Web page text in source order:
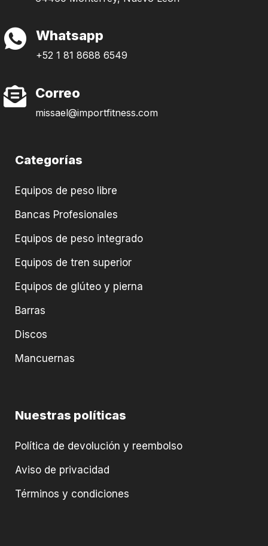
Whatsapp
+52 1 81 8688 6549
Correo
missael@importfitness.com
Categorías
Equipos de peso libre
Bancas Profesionales
Equipos de peso integrado
Equipos de tren superior
Equipos de glúteo y pierna
Barras
Discos
Mancuernas
Nuestras políticas
Política de devolución y reembolso
Aviso de privacidad
Términos y condiciones